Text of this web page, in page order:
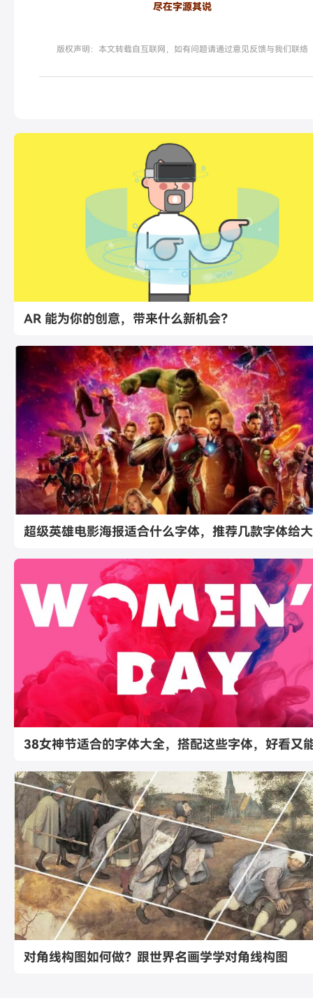
尽在字源其说
版权声明：本文转载自互联网，如有问题请通过意见反馈与我们联络
AR 能为你的创意，带来什么新机会？
超级英雄电影海报适合什么字体，推荐几款字体给
38女神节适合的字体大全，搭配这些字体，好看又
对角线构图如何做？跟世界名画学学对角线构图